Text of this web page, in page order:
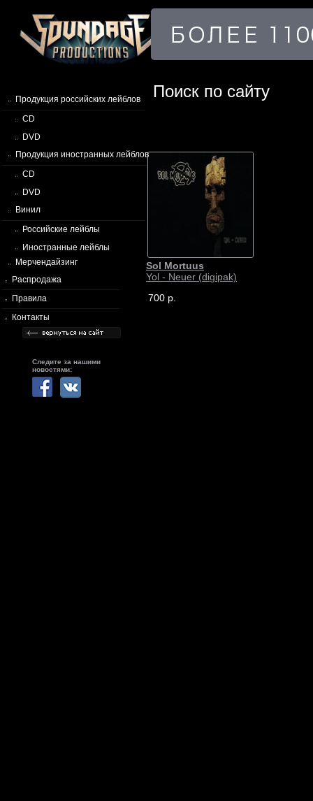
Продукция российских лейблов
CD
DVD
Продукция иностранных лейблов
CD
DVD
Винил
Российские лейблы
Иностранные лейблы
Мерчендайзинг
Распродажа
Правила
Контакты
Следите за нашими
новостями:
Поиск по сайту
Sol Mortuus
Yol - Neuer (digipak)
700 р.